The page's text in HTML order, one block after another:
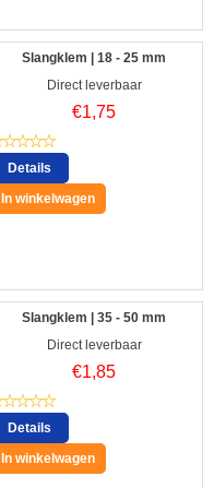
Slangklem | 18 - 25 mm
Direct leverbaar
€1,75
Details
In winkelwagen
Slangklem | 35 - 50 mm
Direct leverbaar
€1,85
Details
In winkelwagen